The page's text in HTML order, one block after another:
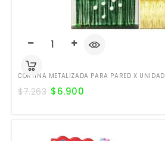
CORTINA METALIZADA PARA PARED X UNIDAD
$7.263 $6.900